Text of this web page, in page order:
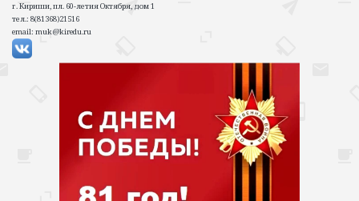
г. Кириши, пл. 60-летия Октября, дом 1
тел.: 8(81368)21516
email: muk@kiredu.ru